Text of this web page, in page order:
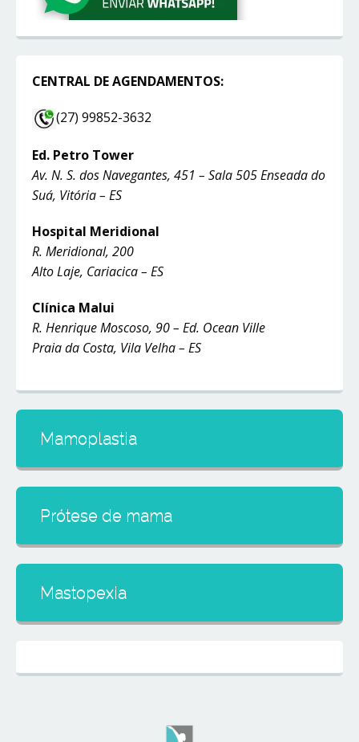
CENTRAL DE AGENDAMENTOS:
(27) 99852-3632
Ed. Petro Tower
Av. N. S. dos Navegantes, 451 – Sala 505 Enseada do
Suá, Vitória – ES
Hospital Meridional
R. Meridional, 200
Alto Laje, Cariacica – ES
Clínica Malui
R. Henrique Moscoso, 90 – Ed. Ocean Ville
Praia da Costa, Vila Velha – ES
Mamoplastia
Prótese de mama
Mastopexia